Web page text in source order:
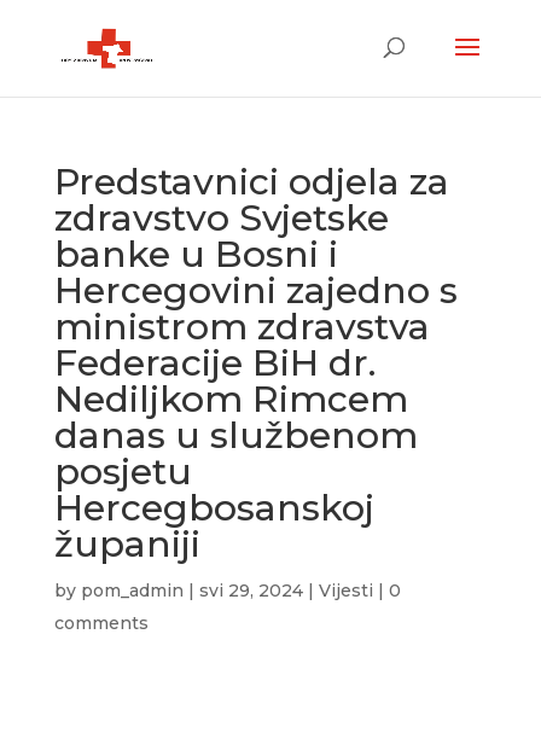
Predstavnici odjela za
zdravstvo Svjetske
banke u Bosni i
Hercegovini zajedno s
ministrom zdravstva
Federacije BiH dr.
Nediljkom Rimcem
danas u službenom
posjetu
Hercegbosanskoj
županiji
by pom_admin | svi 29, 2024| Vijesti | 0
comments